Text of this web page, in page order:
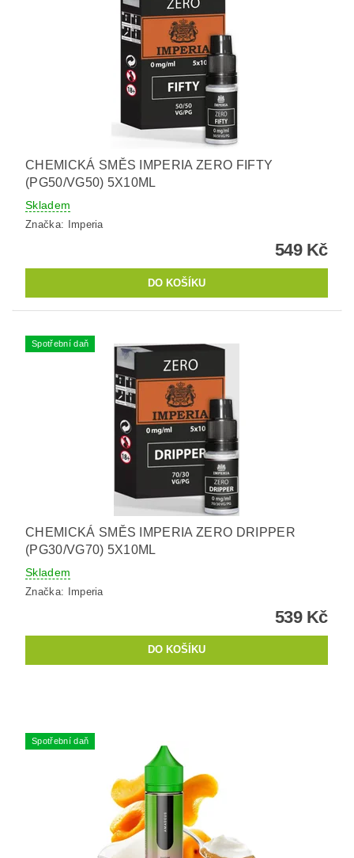
CHEMICKÁ SMĚS IMPERIA ZERO FIFTY
(PG50/VG50) 5X10ML
Skladem
Značka: Imperia
549 Kč
Spotřební daň
CHEMICKÁ SMĚS IMPERIA ZERO DRIPPER
(PG30/VG70) 5X10ML
Skladem
Značka: Imperia
539 Kč
Spotřební daň